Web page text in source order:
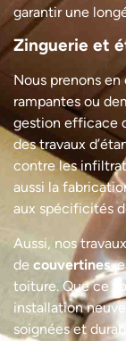
garantir une
Zinguerie et
Nous prenons en
rampantes ou
gestion efficace
des travaux
contre les
aussi la
aux spécificités
Aussi, nos
de couvertines,
toiture. Que ce
installation
soignées et